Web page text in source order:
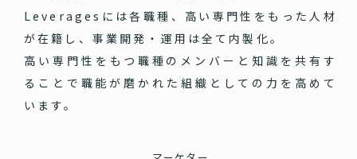
Leveragesには各職種、高い専門性をもった人材
が在籍し、事業開発・運用は全て内製化。
高い専門性をもつ職種のメンバーと知識を共有す
ることで職能が磨かれた組織としての力を高めて
います。